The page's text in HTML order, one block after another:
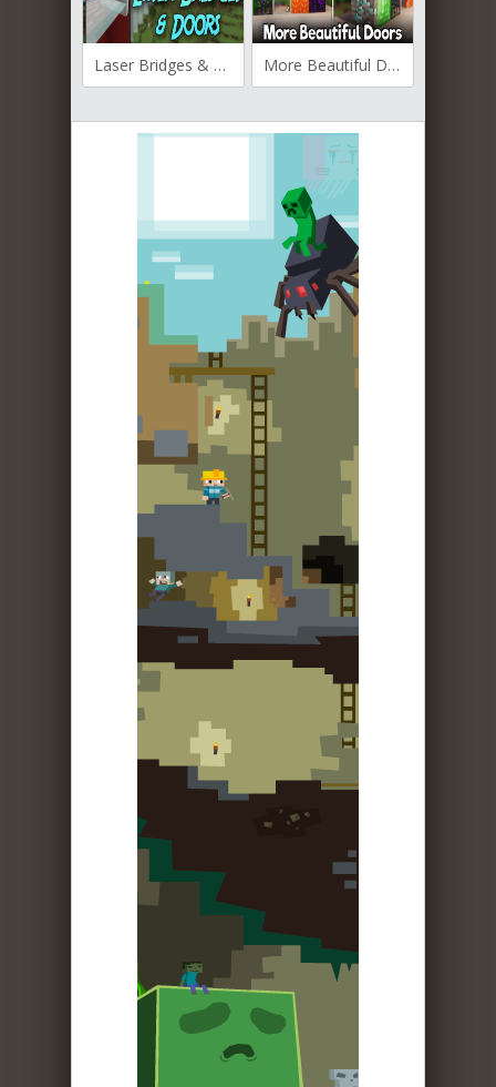
Laser Bridges & Doors для Майнкрафт [1.20.4, 1.20.3, 1.20.2] More Beautiful Doors для Майнкрафт [1.20.4, 1.20.2, 1.20.1]